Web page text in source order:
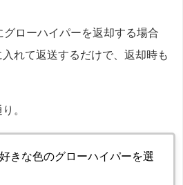
ローハイパーを返却する場合
れて返送するだけで、返却時も
。
きな色のグローハイパーを選